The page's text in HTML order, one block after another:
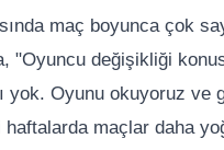
maç boyunca çok
"Oyuncu değişikliği
yok. Oyunu okuyoruz
maçlar daha